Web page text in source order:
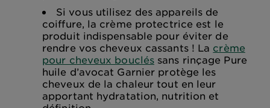
Si vous utilisez des appareils de
coiffure, la crème protectrice est le
produit indispensable pour éviter de
rendre vos cheveux cassants ! La crème
pour cheveux bouclés sans rinçage Pure
huile d’avocat Garnier protège les
cheveux de la chaleur tout en leur
apportant hydratation, nutrition et